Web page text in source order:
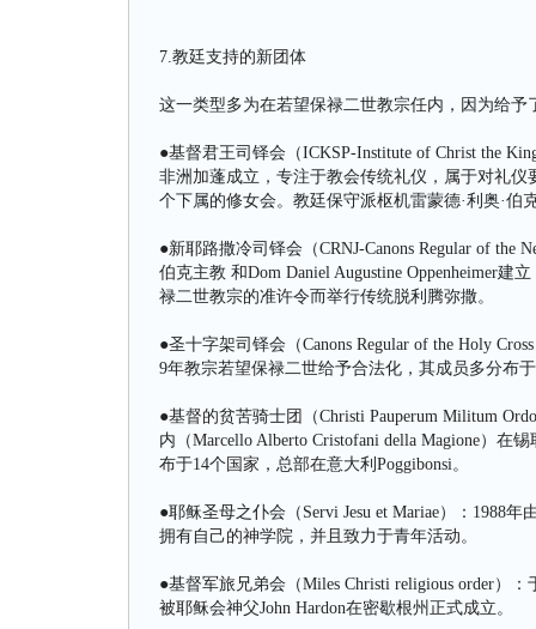
7.教廷支持的新团体
这一类型多为在若望保禄二世教宗任内，因为给
●基督君王司铎会（ICKSP-Institute of Christ the
非洲加蓬成立，专注于教会传统礼仪，属于对礼
个下属的修女会。教廷保守派枢机雷蒙德·利奥·伯
●新耶路撒冷司铎会（CRNJ-Canons Regular of the
伯克主教 和Dom Daniel Augustine Oppenheimer
禄二世教宗的准许令而举行传统脱利腾弥撒。
●圣十字架司铎会（Canons Regular of the Holy
9年教宗若望保禄二世给予合法化，其成员多分布
●基督的贫苦骑士团（Christi Pauperum Militum
内（Marcello Alberto Cristofani della Magione）在
布于14个国家，总部在意大利Poggibonsi。
●耶稣圣母之仆会（Servi Jesu et Mariae）：1988
拥有自己的神学院，并且致力于青年活动。
●基督军旅兄弟会（Miles Christi religious order）
被耶稣会神父John Hardon在密歇根州正式成立。